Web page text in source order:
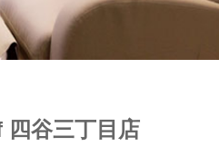
四谷三丁目店